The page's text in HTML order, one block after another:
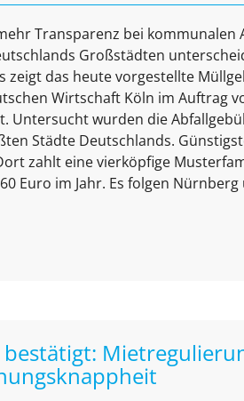
Transparenz bei kommunalen
Großstädten
zeigt das heute vorgestellte
Wirtschaft Köln im Auftrag
Untersucht wurden die
Städte Deutschlands.
zahlt eine vierköpfige
Euro im Jahr. Es folgen
bestätigt: